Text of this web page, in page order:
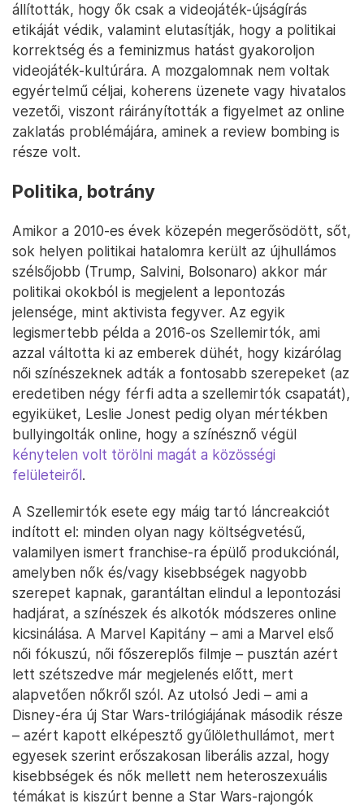
állították, hogy ők csak a videojáték-újságírás
etikáját védik, valamint elutasítják, hogy a politikai
korrektség és a feminizmus hatást gyakoroljon
videojáték-kultúrára. A mozgalomnak nem voltak
egyértelmű céljai, koherens üzenete vagy hivatalos
vezetői, viszont ráirányították a figyelmet az online
zaklatás problémájára, aminek a review bombing is
része volt.
Politika, botrány
Amikor a 2010-es évek közepén megerősödött, sőt,
sok helyen politikai hatalomra került az újhullámos
szélsőjobb (Trump, Salvini, Bolsonaro) akkor már
politikai okokból is megjelent a lepontozás
jelensége, mint aktivista fegyver. Az egyik
legismertebb példa a 2016-os Szellemirtók, ami
azzal váltotta ki az emberek dühét, hogy kizárólag
női színészeknek adták a fontosabb szerepeket (az
eredetiben négy férfi adta a szellemirtók csapatát),
egyiküket, Leslie Jonest pedig olyan mértékben
bullyingolták online, hogy a színésznő végül
kénytelen volt törölni magát a közösségi
felületeiről.
A Szellemirtók esete egy máig tartó láncreakciót
indított el: minden olyan nagy költségvetésű,
valamilyen ismert franchise-ra épülő produkciónál,
amelyben nők és/vagy kisebbségek nagyobb
szerepet kapnak, garantáltan elindul a lepontozási
hadjárat, a színészek és alkotók módszeres online
kicsinálása. A Marvel Kapitány – ami a Marvel első
női fókuszú, női főszereplős filmje – pusztán azért
lett szétszedve már megjelenés előtt, mert
alapvetően nőkről szól. Az utolsó Jedi – ami a
Disney-éra új Star Wars-trilógiájának második része
– azért kapott elképesztő gyűlölethullámot, mert
egyesek szerint erőszakosan liberális azzal, hogy
kisebbségek és nők mellett nem heteroszexuális
témákat is kiszúrt benne a Star Wars-rajongók